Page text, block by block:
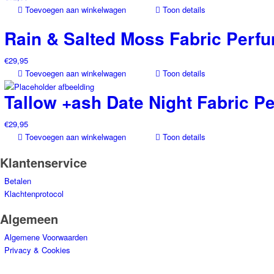
Toevoegen aan winkelwagen
Toon details
Rain & Salted Moss Fabric
€29,95
Toevoegen aan winkelwagen
Toon details
Tallow +ash Date Night Fabric
€29,95
Toevoegen aan winkelwagen
Toon details
Klantenservice
Betalen
Klachtenprotocol
Algemeen
Algemene Voorwaarden
Privacy & Cookies